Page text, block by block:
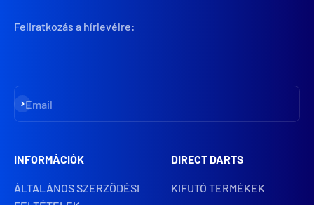
Feliratkozás a hírlevélre:
Email
Iratkozz fel
INFORMÁCIÓK
ÁLTALÁNOS SZERZŐDÉSI
DIRECT DARTS
KIFUTÓ TERMÉKEK